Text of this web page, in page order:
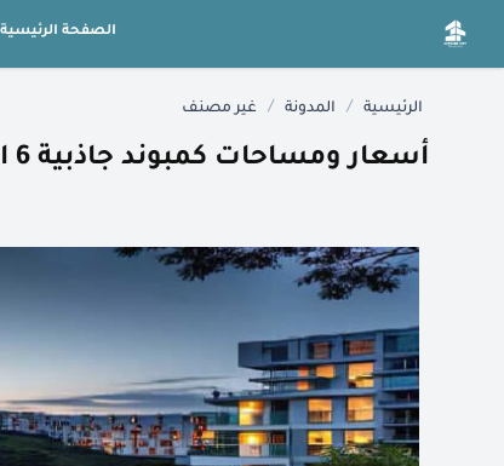
الصفحة الرئيسية
الرئيسية / المدونة / غير مصنف
أسعار ومساحات كمبوند جاذبية 6 اكتوبر